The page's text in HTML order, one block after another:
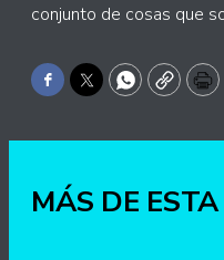
conjunto de cosas que
Facebook
TwitterWhatsApp
Copy
MÁS DE ESTA